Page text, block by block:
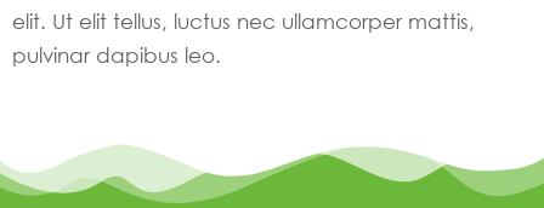
elit. Ut elit tellus, luctus nec ullamcorper mattis,
pulvinar dapibus leo.